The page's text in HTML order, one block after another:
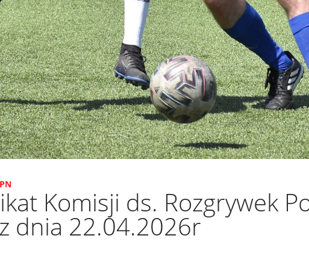
Komisji ds. Rozgrywek
dnia 22.04.2026r